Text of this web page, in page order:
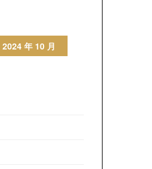
2024 年 10 月